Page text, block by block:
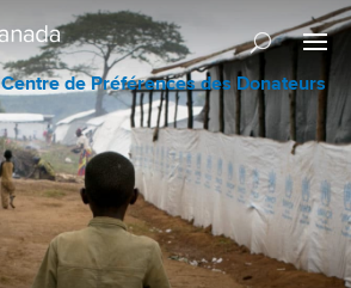
Centre de Préférences des Donateurs